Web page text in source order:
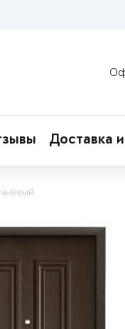
Доставка